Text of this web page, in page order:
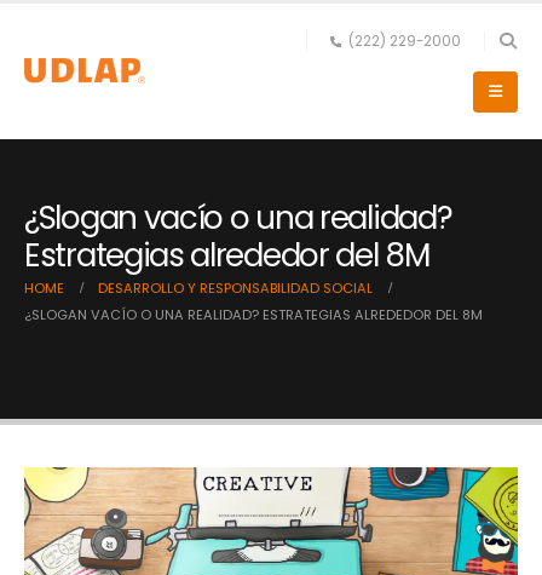
(222) 229-2000
¿Slogan vacío o una realidad?
Estrategias alrededor del 8M
HOME
DESARROLLO Y RESPONSABILIDAD SOCIAL
¿SLOGAN VACÍO O UNA REALIDAD? ESTRATEGIAS ALREDEDOR DEL 8M